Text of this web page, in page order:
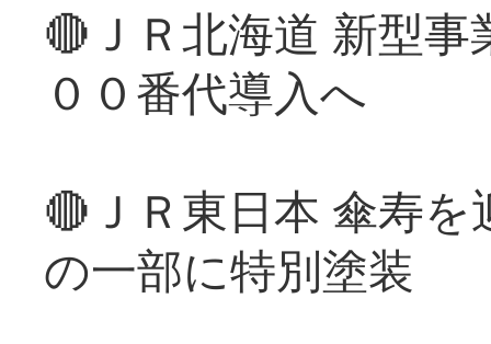
🔴ＪＲ北海道 新型
００番代導入へ
🔴ＪＲ東日本 傘寿
の一部に特別塗装